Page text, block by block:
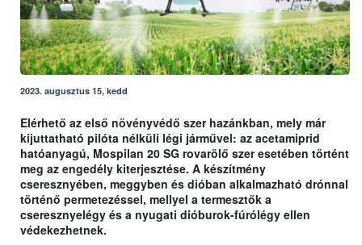
2023. augusztus 15, kedd
Elérhető az első növényvédő szer hazánkban, mely már
kijuttatható pilóta nélküli légi járművel: az acetamiprid
hatóanyagú, Mospilan 20 SG rovarölő szer esetében történt
meg az engedély kiterjesztése. A készítmény
cseresznyében, meggyben és dióban alkalmazható drónnal
történő permetezéssel, mellyel a termesztők a
cseresznyelégy és a nyugati dióburok-fúrólégy ellen
védekezhetnek.